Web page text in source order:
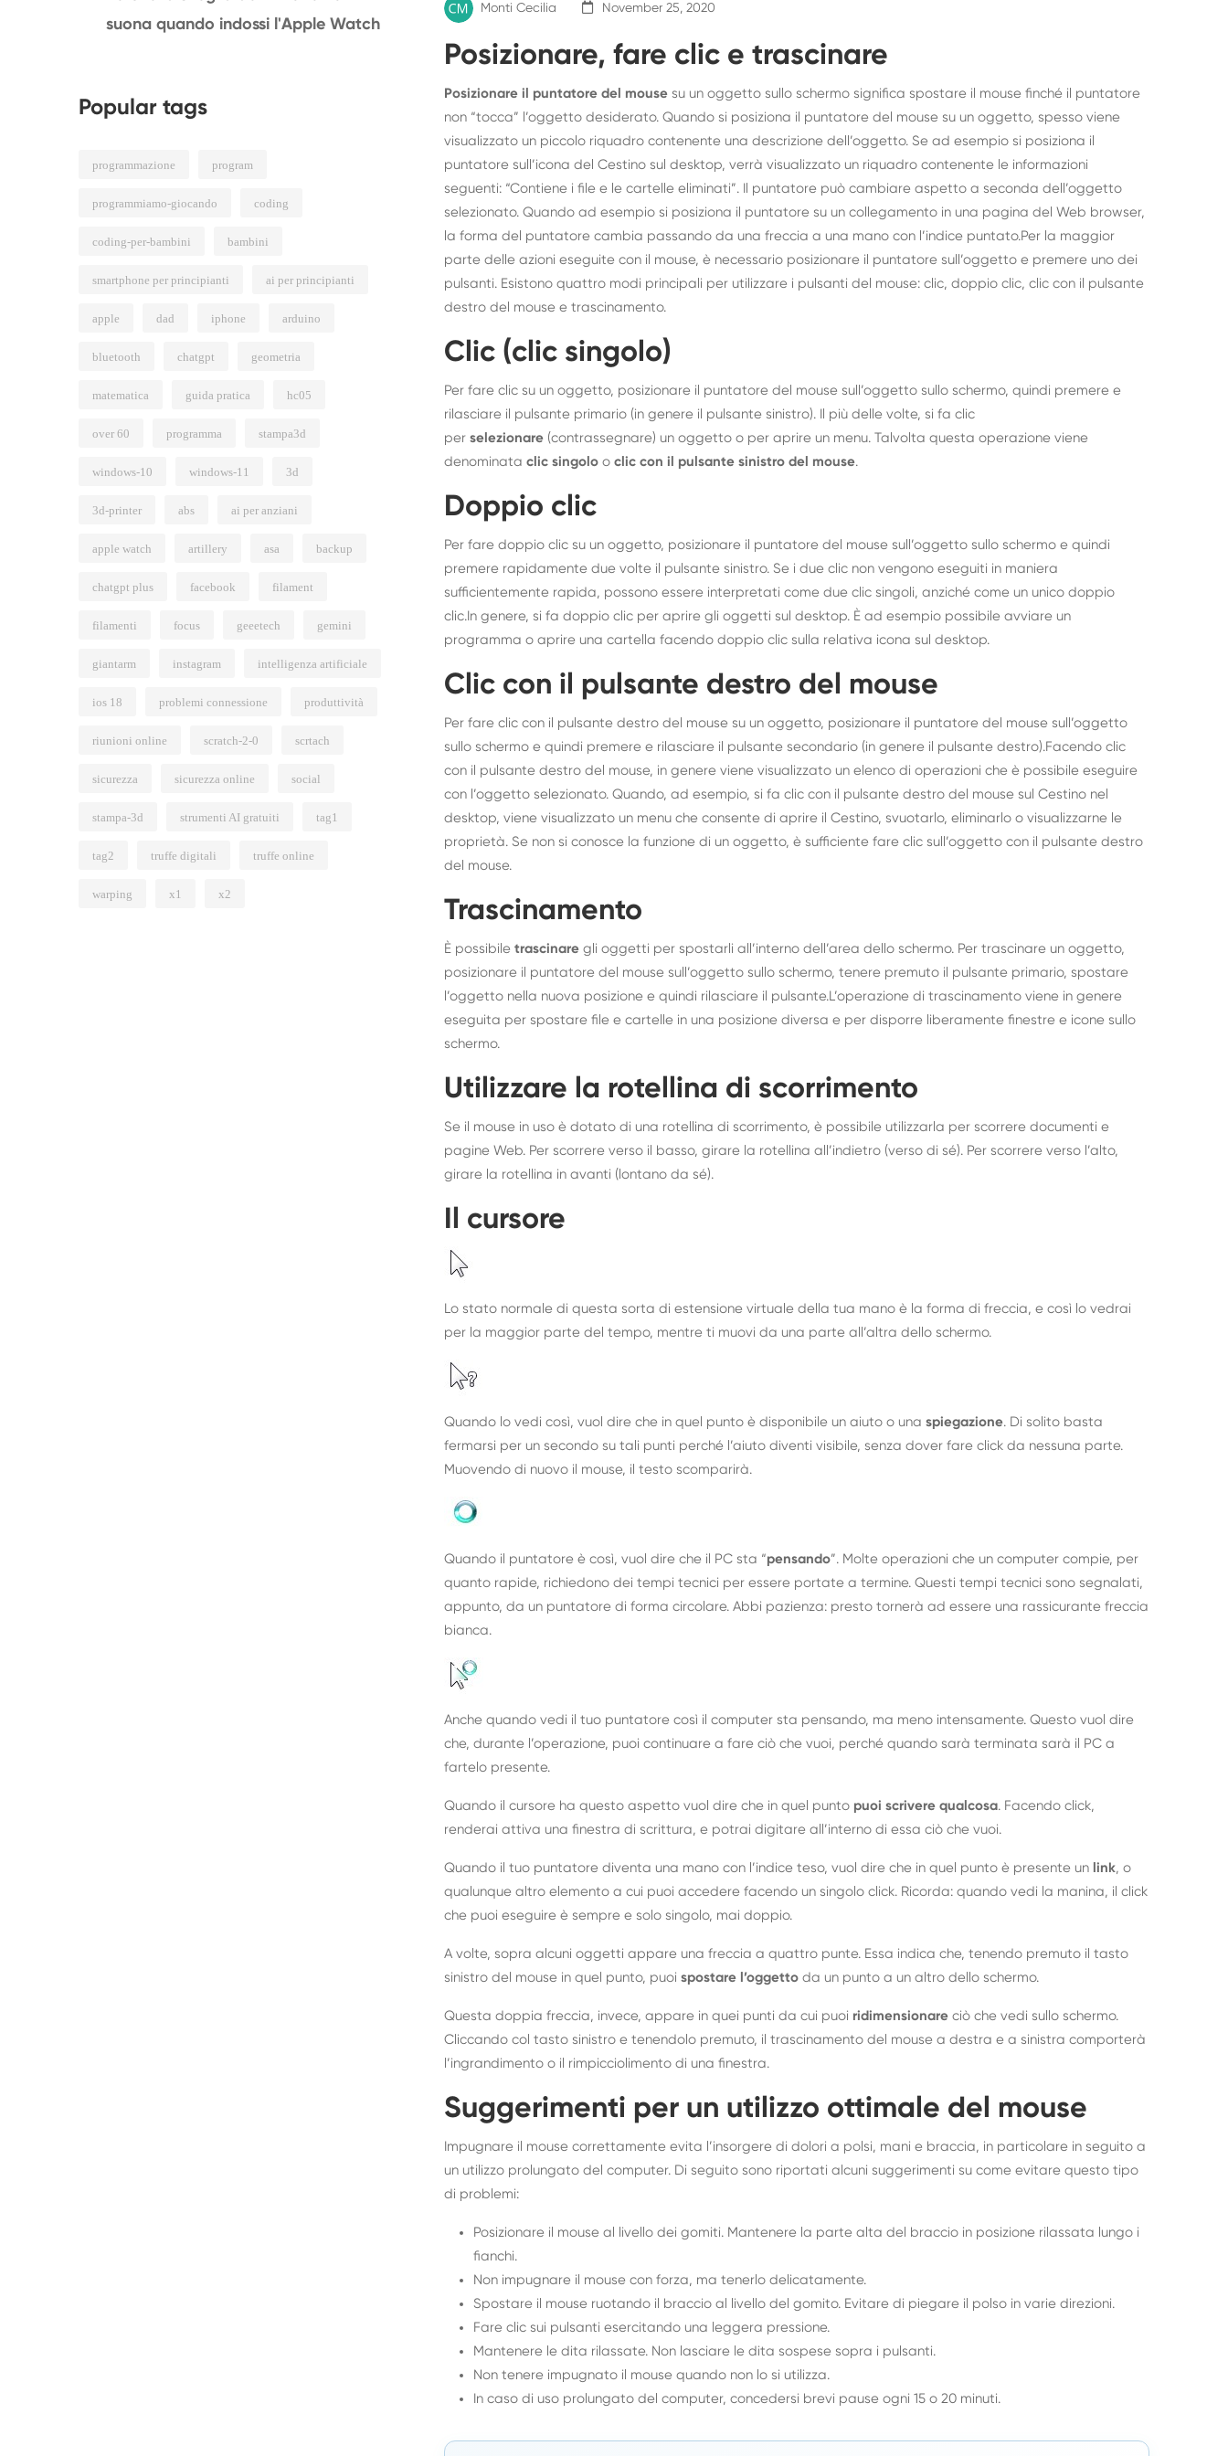
Monti Cecilia November 25, 2020
Posizionare, fare clic e trascinare
Posizionare il puntatore del mouse su un oggetto sullo schermo significa spostare il mouse finché il puntatore
non “tocca” l’oggetto desiderato. Quando si posiziona il puntatore del mouse su un oggetto, spesso viene
visualizzato un piccolo riquadro contenente una descrizione dell’oggetto. Se ad esempio si posiziona il
puntatore sull’icona del Cestino sul desktop, verrà visualizzato un riquadro contenente le informazioni
seguenti: “Contiene i file e le cartelle eliminati”. Il puntatore può cambiare aspetto a seconda dell’oggetto
selezionato. Quando ad esempio si posiziona il puntatore su un collegamento in una pagina del Web browser,
la forma del puntatore cambia passando da una freccia a una mano con l’indice puntato.Per la maggior
parte delle azioni eseguite con il mouse, è necessario posizionare il puntatore sull’oggetto e premere uno dei
pulsanti. Esistono quattro modi principali per utilizzare i pulsanti del mouse: clic, doppio clic, clic con il pulsante
destro del mouse e trascinamento.
Clic (clic singolo)
Per fare clic su un oggetto, posizionare il puntatore del mouse sull’oggetto sullo schermo, quindi premere e
rilasciare il pulsante primario (in genere il pulsante sinistro). Il più delle volte, si fa clic
perselezionare (contrassegnare) un oggetto o per aprire un menu. Talvolta questa operazione viene
denominataclic singolo oclic con il pulsante sinistro del mouse.
Doppio clic
Per fare doppio clic su un oggetto, posizionare il puntatore del mouse sull’oggetto sullo schermo e quindi
premere rapidamente due volte il pulsante sinistro. Se i due clic non vengono eseguiti in maniera
sufficientemente rapida, possono essere interpretati come due clic singoli, anziché come un unico doppio
clic.In genere, si fa doppio clic per aprire gli oggetti sul desktop. È ad esempio possibile avviare un
programma o aprire una cartella facendo doppio clic sulla relativa icona sul desktop.
Clic con il pulsante destro del mouse
Per fare clic con il pulsante destro del mouse su un oggetto, posizionare il puntatore del mouse sull’oggetto
sullo schermo e quindi premere e rilasciare il pulsante secondario (in genere il pulsante destro).Facendo clic
con il pulsante destro del mouse, in genere viene visualizzato un elenco di operazioni che è possibile eseguire
con l’oggetto selezionato. Quando, ad esempio, si fa clic con il pulsante destro del mouse sul Cestino nel
desktop, viene visualizzato un menu che consente di aprire il Cestino, svuotarlo, eliminarlo o visualizzarne le
proprietà. Se non si conosce la funzione di un oggetto, è sufficiente fare clic sull’oggetto con il pulsante destro
del mouse.
Trascinamento
È possibiletrascinare gli oggetti per spostarli all’interno dell’area dello schermo. Per trascinare un oggetto,
posizionare il puntatore del mouse sull’oggetto sullo schermo, tenere premuto il pulsante primario, spostare
l’oggetto nella nuova posizione e quindi rilasciare il pulsante.L’operazione di trascinamento viene in genere
eseguita per spostare file e cartelle in una posizione diversa e per disporre liberamente finestre e icone sullo
schermo.
Utilizzare la rotellina di scorrimento
Se il mouse in uso è dotato di una rotellina di scorrimento, è possibile utilizzarla per scorrere documenti e
pagine Web. Per scorrere verso il basso, girare la rotellina all’indietro (verso di sé). Per scorrere verso l’alto,
girare la rotellina in avanti (lontano da sé).
Il cursore
Lo stato normale di questa sorta di estensione virtuale della tua mano è la forma di freccia, e così lo vedrai
per la maggior parte del tempo, mentre ti muovi da una parte all’altra dello schermo.
Quando lo vedi così, vuol dire che in quel punto è disponibile un aiuto o unaspiegazione. Di solito basta
fermarsi per un secondo su tali punti perché l’aiuto diventi visibile, senza dover fare click da nessuna parte.
Muovendo di nuovo il mouse, il testo scomparirà.
Quando il puntatore è così, vuol dire che il PC sta “pensando”. Molte operazioni che un computer compie, per
quanto rapide, richiedono dei tempi tecnici per essere portate a termine. Questi tempi tecnici sono segnalati,
appunto, da un puntatore di forma circolare. Abbi pazienza: presto tornerà ad essere una rassicurante freccia
bianca.
Anche quando vedi il tuo puntatore così il computer sta pensando, ma meno intensamente. Questo vuol dire
che, durante l’operazione, puoi continuare a fare ciò che vuoi, perché quando sarà terminata sarà il PC a
fartelo presente.
Quando il cursore ha questo aspetto vuol dire che in quel punto puoi scrivere qualcosa. Facendo click,
renderai attiva una finestra di scrittura, e potrai digitare all’interno di essa ciò che vuoi.
Quando il tuo puntatore diventa una mano con l’indice teso, vuol dire che in quel punto è presente un link, o
qualunque altro elemento a cui puoi accedere facendo un singolo click. Ricorda: quando vedi la manina, il click
che puoi eseguire è sempre e solo singolo, mai doppio.
A volte, sopra alcuni oggetti appare una freccia a quattro punte. Essa indica che, tenendo premuto il tasto
sinistro del mouse in quel punto, puoispostare l’oggetto da un punto a un altro dello schermo.
Questa doppia freccia, invece, appare in quei punti da cui puoi ridimensionare ciò che vedi sullo schermo.
Cliccando col tasto sinistro e tenendolo premuto, il trascinamento del mouse a destra e a sinistra comporterà
l’ingrandimento o il rimpicciolimento di una finestra.
Suggerimenti per un utilizzo ottimale del mouse
Impugnare il mouse correttamente evita l’insorgere di dolori a polsi, mani e braccia, in particolare in seguito a
un utilizzo prolungato del computer. Di seguito sono riportati alcuni suggerimenti su come evitare questo tipo
di problemi:
Posizionare il mouse al livello dei gomiti. Mantenere la parte alta del braccio in posizione rilassata lungo i
fianchi.
Non impugnare il mouse con forza, ma tenerlo delicatamente.
Spostare il mouse ruotando il braccio al livello del gomito. Evitare di piegare il polso in varie direzioni.
Fare clic sui pulsanti esercitando una leggera pressione.
Mantenere le dita rilassate. Non lasciare le dita sospese sopra i pulsanti.
Non tenere impugnato il mouse quando non lo si utilizza.
In caso di uso prolungato del computer, concedersi brevi pause ogni 15 o 20 minuti.
suona quando indossi l'Apple Watch
Popular tags
programmazione program
programmiamo-giocando coding
coding-per-bambini bambini
smartphone per principianti ai per principianti
apple dad iphone arduino
bluetooth chatgpt geometria
matematica guida pratica hc05
over 60 programma stampa3d
windows-10 windows-11 3d
3d-printer abs ai per anziani
apple watch artillery asa backup
chatgpt plus facebook filament
filamenti focus geeetech gemini
giantarm instagram intelligenza artificiale
ios 18 problemi connessione produttività
riunioni online scratch-2-0 scrtach
sicurezza sicurezza online social
stampa-3d strumenti AI gratuiti tag1
tag2 truffe digitali truffe online
warping x1 x2